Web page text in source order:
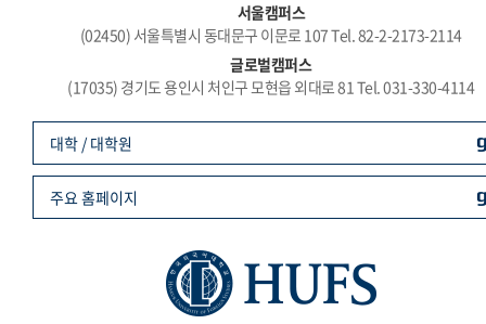
서울캠퍼스
(02450) 서울특별시 동대문구 이문로 107 Tel. 82-2-2173-2114
글로벌캠퍼스
(17035) 경기도 용인시 처인구 모현읍 외대로 81 Tel. 031-330-4114
대학 / 대학원
주요 홈페이지